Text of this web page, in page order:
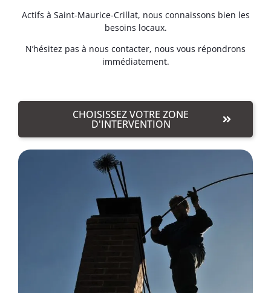
Actifs à Saint-Maurice-Crillat, nous connaissons bien les
besoins locaux.
N’hésitez pas à nous contacter, nous vous répondrons
immédiatement.
CHOISISSEZ VOTRE ZONE
D'INTERVENTION